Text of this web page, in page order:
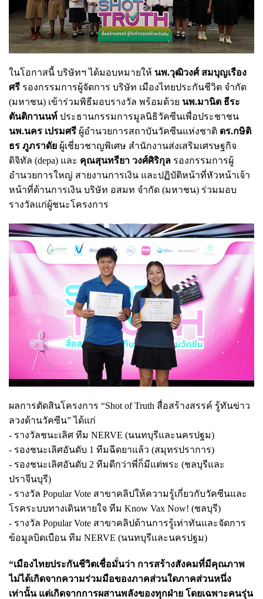
ในโอกาสนี้ บริษัทฯ ได้มอบหมายให้ นพ.วุฒิวงศ์ สมบุญเรือง
ศรี รองกรรมการผู้จัดการ บริษัท เมืองไทยประกันชีวิต จำกัด
(มหาชน) เข้าร่วมพิธีมอบรางวัล พร้อมด้วย นพ.มานิต ธีระ
ตันติกานนท์ ประธานกรรมการมูลนิธิวัคซีนเพื่อประชาชน
นพ.นคร เปรมศรี ผู้อำนวยการสถาบันวัคซีนแห่งชาติ ดร.กษิติ
ธร ภูภราดัย ผู้เชี่ยวชาญพิเศษ สำนักงานส่งเสริมเศรษฐกิจ
ดิจิทัล (depa) และ คุณสุนทรียา วงศ์ศิริกุล รองกรรมการผู้
อำนวยการใหญ่ สายงานการเงิน และปฏิบัติหน้าที่หัวหน้าเจ้า
หน้าที่ด้านการเงิน บริษัท อสมท จำกัด (มหาชน) ร่วมมอบ
รางวัลแก่ผู้ชนะโครงการ
ผลการตัดสินโครงการ “Shot of Truth สื่อสร้างสรรค์ รู้ทันข่าว
ลวงด้านวัคซีน” ได้แก่
- รางวัลชนะเลิศ ทีม NERVE (นนทบุรีและนครปฐม)
- รองชนะเลิศอันดับ 1 ทีมฉีดยาแล้ว (สมุทรปราการ)
- รองชนะเลิศอันดับ 2 ทีมดีกว่าพี่ก็มีแต่พระ (ชลบุรีและ
ปราจีนบุรี)
- รางวัล Popular Vote สาขาคลิปให้ความรู้เกี่ยวกับวัคซีนและ
โรคระบบทางเดินหายใจ ทีม Know Vax Now! (ชลบุรี)
- รางวัล Popular Vote สาขาคลิปด้านการรู้เท่าทันและจัดการ
ข้อมูลบิดเบือน ทีม NERVE (นนทบุรีและนครปฐม)
“เมืองไทยประกันชีวิตเชื่อมั่นว่า การสร้างสังคมที่มีคุณภาพ
ไม่ได้เกิดจากความร่วมมือของภาคส่วนใดภาคส่วนหนึ่ง
เท่านั้น แต่เกิดจากการผสานพลังของทุกฝ่าย โดยเฉพาะคนรุ่น